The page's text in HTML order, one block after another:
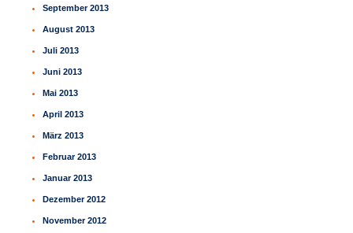
September 2013
August 2013
Juli 2013
Juni 2013
Mai 2013
April 2013
März 2013
Februar 2013
Januar 2013
Dezember 2012
November 2012